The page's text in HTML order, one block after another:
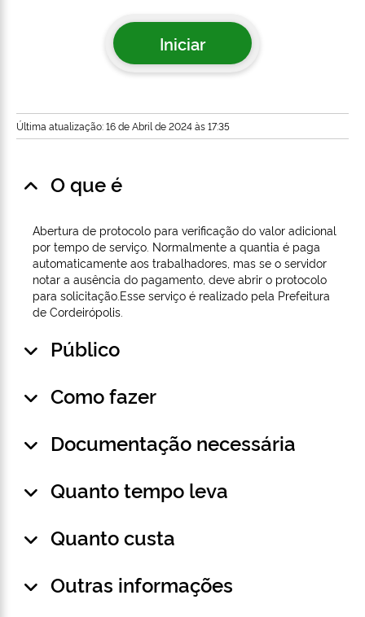
Iniciar
Última atualização: 16 de Abril de 2024 às 17:35
O que é
Abertura de protocolo para verificação do valor adicional
por tempo de serviço. Normalmente a quantia é paga
automaticamente aos trabalhadores, mas se o servidor
notar a ausência do pagamento, deve abrir o protocolo
para solicitação.Esse serviço é realizado pela Prefeitura
de Cordeirópolis.
Público
Como fazer
Documentação necessária
Quanto tempo leva
Quanto custa
Outras informações